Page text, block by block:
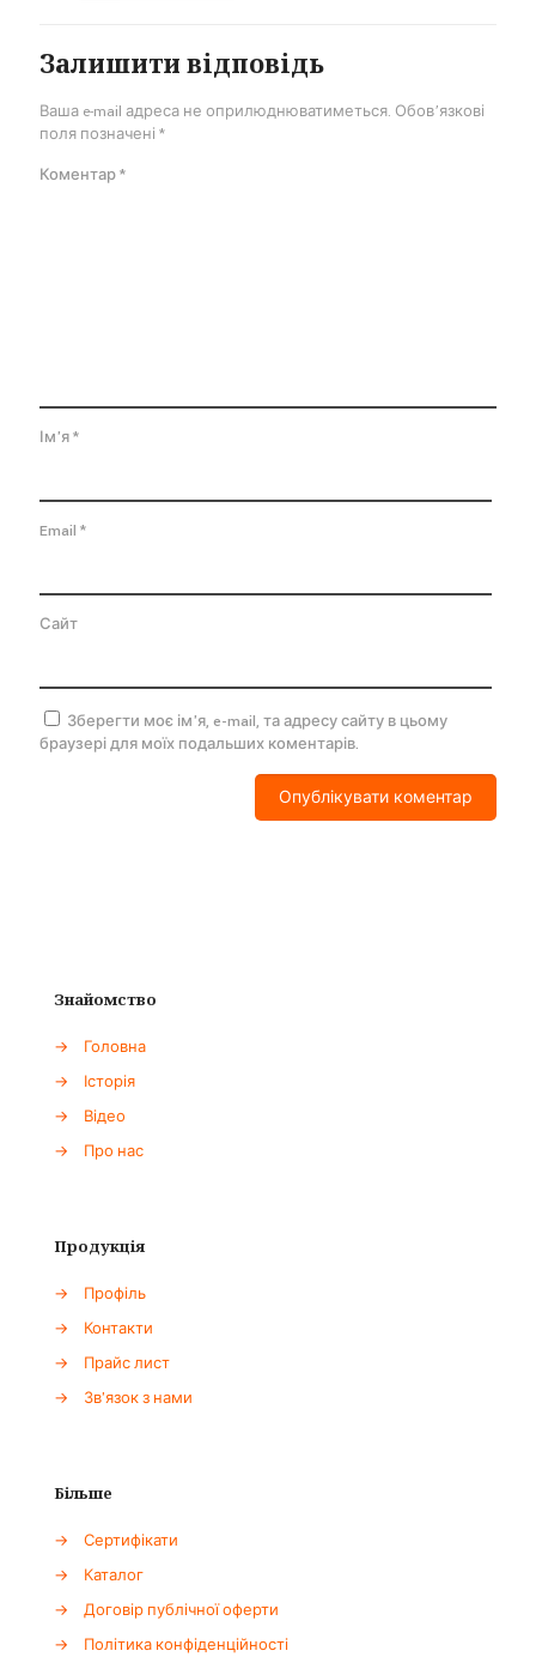
Залишити відповідь
Ваша e-mail адреса не оприлюднюватиметься. Обов’язкові
поля позначені *
Коментар*
Ім'я*
Email *
Сайт
Зберегти моє ім'я, e-mail, та адресу сайту в цьому
браузері для моїх подальших коментарів.
Знайомство
→
Головна
→
Історія
→
Відео
→
Про нас
Продукція
→
Профіль
→
Контакти
→
Прайс лист
→
Зв'язок з нами
Більше
→
Сертифікати
→
Каталог
→
Договір публічної оферти
→
Політика конфіденційності